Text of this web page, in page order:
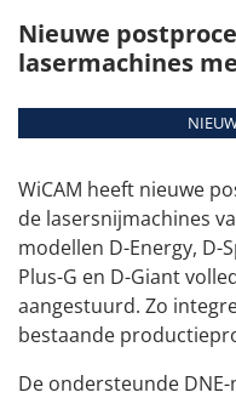
voor training
Nieuwe
lasermachines
WiCAM heeft nieuwe
de lasersnijmachines
modellen D-Energy, D-
Plus-G en D-Giant
aangestuurd. Zo
bestaande
De ondersteunde